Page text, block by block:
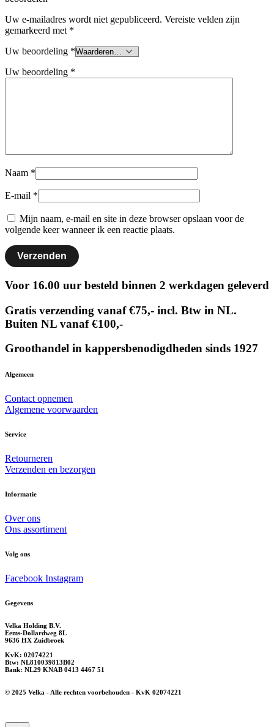
Uw e-mailadres wordt niet gepubliceerd. Vereiste velden zijn
gemarkeerd met *
Uw beoordeling *
Uw beoordeling *
Naam *
E-mail *
Mijn naam, e-mail en site in deze browser opslaan voor de
volgende keer wanneer ik een reactie plaats.
Voor 16.00 uur besteld binnen 2 werkdagen geleverd
Gratis verzending vanaf €75,- incl. Btw in NL.
Buiten NL vanaf €100,-
Groothandel in kappersbenodigdheden sinds 1927
Algemeen
Contact opnemen
Algemene voorwaarden
Service
Retourneren
Verzenden en bezorgen
Informatie
Over ons
Ons assortiment
Volg ons
Facebook Instagram
Gegevens
Velka Holding B.V.
Eems-Dollardweg 8L
9636 HX Zuidbroek
KvK: 02074221
Btw: NL810039813B02
Bank: NL29 KNAB 0413 4467 51
© 2025 Velka - Alle rechten voorbehouden - KvK 02074221